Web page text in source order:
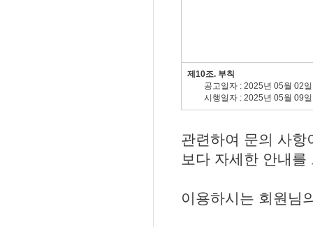
제10조. 부칙
공고일자 : 2025년 05월 02일
시행일자 : 2025년 05월 09일
관련하여 문의 사
보다 자세한 안내
이용하시는 회원님